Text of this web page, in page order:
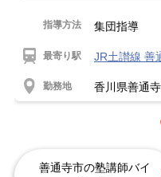
指導方法 集団指導
最寄り駅 JR土讃線 善
勤務地 香川県善通
善通寺市の塾講師バイ